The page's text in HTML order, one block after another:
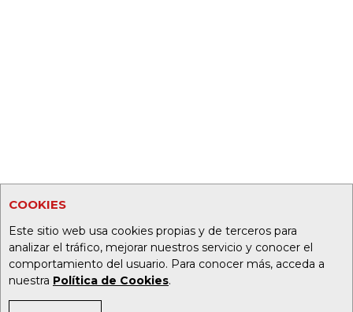
COOKIES
Este sitio web usa cookies propias y de terceros para
analizar el tráfico, mejorar nuestros servicio y conocer el
comportamiento del usuario. Para conocer más, acceda a
nuestra Política de Cookies.